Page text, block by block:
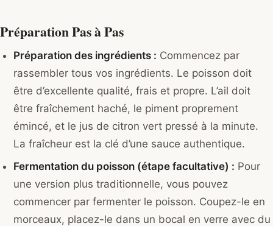
Préparation Pas à Pas
Préparation des ingrédients : Commencez par
rassembler tous vos ingrédients. Le poisson doit
être d’excellente qualité, frais et propre. L’ail doit
être fraîchement haché, le piment proprement
émincé, et le jus de citron vert pressé à la minute.
La fraîcheur est la clé d’une sauce authentique.
Fermentation du poisson (étape facultative) : Pour
une version plus traditionnelle, vous pouvez
commencer par fermenter le poisson. Coupez-le en
morceaux, placez-le dans un bocal en verre avec du